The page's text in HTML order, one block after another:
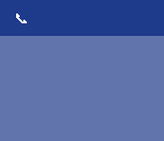
📞